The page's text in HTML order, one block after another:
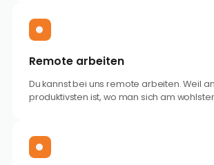
Remote arbeiten
Du kannst bei uns remote arbeiten. Weil
produktivsten ist, wo man sich am